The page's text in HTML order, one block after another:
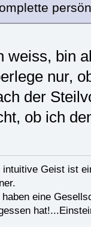
weiss, bin
nur,
der
ob ich
intuitive Geist ist
eine